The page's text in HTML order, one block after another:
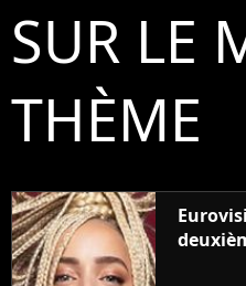
SUR LE
THÈME